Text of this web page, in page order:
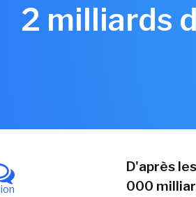
2 milliards
D'après
000